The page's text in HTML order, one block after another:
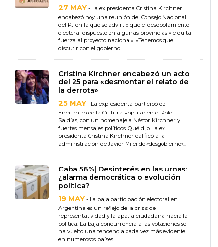
27 MAY - La ex presidenta Cristina Kirchner
encabezó hoy una reunión del Consejo Nacional
del PJ en la que se advirtió que el desdoblamiento
electoral dispuesto en algunas provincias «le quita
fuerza al proyecto nacional». «Tenemos que
discutir con el gobierno...
Cristina Kirchner encabezó un acto
del 25 para «desmontar el relato de
la derrota»
25 MAY - La expresidenta participó del
Encuentro de la Cultura Popular en el Polo
Saldías, con un homenaje a Néstor Kirchner y
fuertes mensajes políticos. Qué dijo La ex
presidenta Cristina Kirchner calificó a la
administración de Javier Milei de «desgobierno»...
Caba 56%| Desinterés en las urnas:
¿alarma democrática o evolución
política?
19 MAY - La baja participación electoral en
Argentina es un reflejo de la crisis de
representatividad y la apatía ciudadana hacia la
política. La baja concurrencia a las votaciones se
ha vuelto una tendencia cada vez más evidente
en numerosos países....